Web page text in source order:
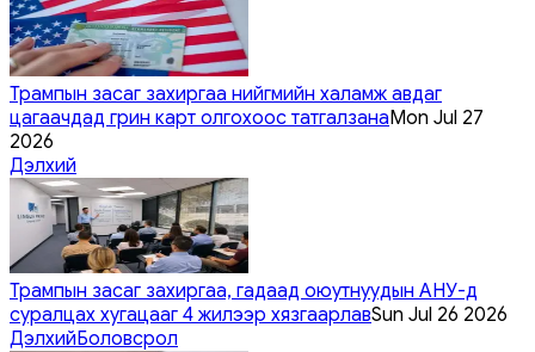
Трампын засаг захиргаа нийгмийн халамж авдаг
цагаачдад грин карт олгохоос татгалзанаMon Jul 27
2026
Дэлхий
Трампын засаг захиргаа, гадаад оюутнуудын АНУ-д
суралцах хугацааг 4 жилээр хязгаарлавSun Jul 26 2026
ДэлхийБоловсрол